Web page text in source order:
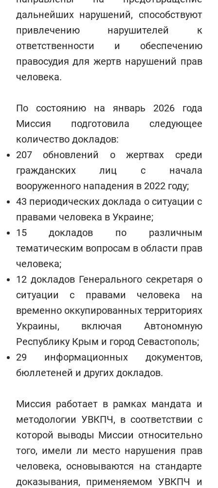
дальнейших нарушений, способствуют
привлечению нарушителей к
ответственности и обеспечению
правосудия для жертв нарушений прав
человека.
По состоянию на январь 2026 года
Миссия подготовила следующее
количество докладов:
207 обновлений о жертвах среди
гражданских лиц с начала
вооруженного нападения в 2022 году;
43 периодических доклада о ситуации с
правами человека в Украине;
15 докладов по различным
тематическим вопросам в области прав
человека;
12 докладов Генерального секретаря о
ситуации с правами человека на
временно оккупированных территориях
Украины, включая Автономную
Республику Крым и город Севастополь;
29 информационных документов,
бюллетеней и других докладов.
Миссия работает в рамках мандата и
методологии УВКПЧ, в соответствии с
которой выводы Миссии относительно
того, имели ли место нарушения прав
человека, основываются на стандарте
доказывания, применяемом УВКПЧ и